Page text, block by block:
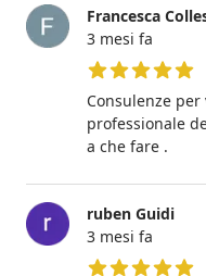
Francesca
3 mesi fa
5 su 5 stelle
Consulenze
professionale
a che fare .
ruben Guidi
3 mesi fa